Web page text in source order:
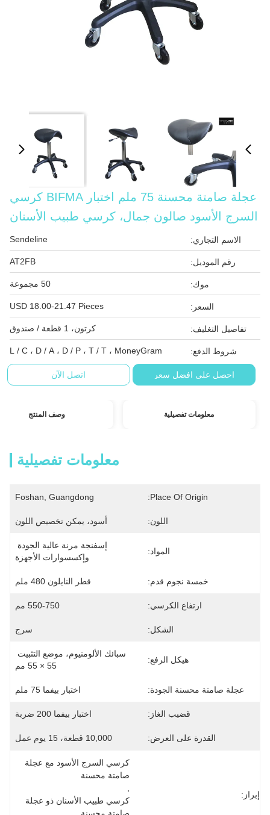
عجلة صامتة محسنة 75 ملم اختبار BIFMA كرسي
السرج الأسود صالون جمال، كرسي طبيب الأسنان
الاسم التجاري: Sendeline
رقم الموديل: AT2FB
موك: 50 مجموعة
السعر: USD 18.00-21.47 Pieces
تفاصيل التغليف: كرتون، 1 قطعة / صندوق
شروط الدفع: L / C ، D / A ، D / P ، T / T ، MoneyGram
احصل على افضل سعر اتصل الآن
معلومات تفصيلية وصف المنتج
معلومات تفصيلية
Place Of Origin:
Foshan, Guangdong
اللون: أسود، يمكن تخصيص اللون
المواد:
وإكسسوارات الأجهزة
خمسة نجوم قدم: قطر النايلون 480 ملم
ارتفاع الكرسي: 550-750 مم
الشكل: سرج
هيكل الرفع:
55 × 55 مم
عجلة صامتة محسنة الجودة: اختبار بيفما 75 ملم
قضيب الغاز: اختبار بيفما 200 ضربة
القدرة على العرض: 10,000 قطعة، 15 يوم عمل
إبراز:
صامتة محسنة